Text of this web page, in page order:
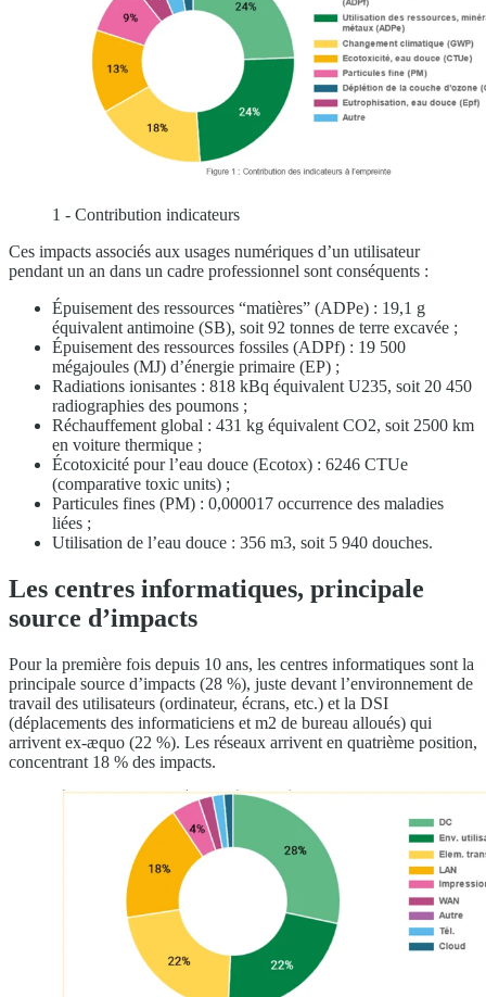
1 - Contribution indicateurs
Ces impacts associés aux usages numériques d’un utilisateur
pendant un an dans un cadre professionnel sont conséquents :
Épuisement des ressources “matières” (ADPe) : 19,1 g
équivalent antimoine (SB), soit 92 tonnes de terre excavée ;
Épuisement des ressources fossiles (ADPf) : 19 500
mégajoules (MJ) d’énergie primaire (EP) ;
Radiations ionisantes : 818 kBq équivalent U235, soit 20 450
radiographies des poumons ;
Réchauffement global : 431 kg équivalent CO2, soit 2500 km
en voiture thermique ;
Écotoxicité pour l’eau douce (Ecotox) : 6246 CTUe
(comparative toxic units) ;
Particules fines (PM) : 0,000017 occurrence des maladies
liées ;
Utilisation de l’eau douce : 356 m3, soit 5 940 douches.
Les centres informatiques, principale
source d’impacts
Pour la première fois depuis 10 ans, les centres informatiques sont la
principale source d’impacts (28 %), juste devant l’environnement de
travail des utilisateurs (ordinateur, écrans, etc.) et la DSI
(déplacements des informaticiens et m2 de bureau alloués) qui
arrivent ex-æquo (22 %). Les réseaux arrivent en quatrième position,
concentrant 18 % des impacts.